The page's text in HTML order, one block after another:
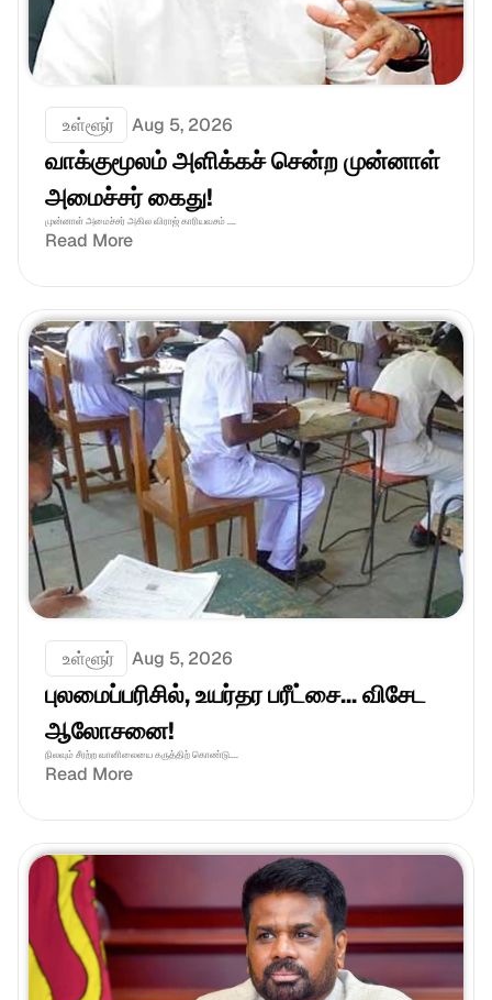
உள்ளூர் Aug 5, 2026
வாக்குமூலம் அளிக்கச் சென்ற முன்னாள்
அமைச்சர் கைது!
முன்னாள் அமைச்சர் அகில விராஜ் காரியவசம் ....
Read More
உள்ளூர் Aug 5, 2026
புலமைப்பரிசில், உயர்தர பரீட்சை... விசேட
ஆலோசனை!
நிலவும் சீரற்ற வானிலையை கருத்திற் கொண்டு....
Read More